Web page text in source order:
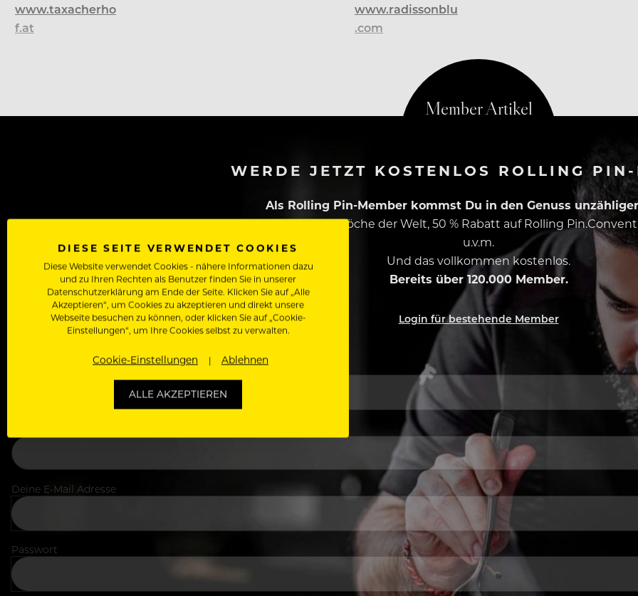
www.taxacherho
f.at
www.radissonblu
.com
WERDE JETZT KOSTENLOS ROLLING PIN-
Als Rolling Pin-Member kommst Du in den Genuss
Zugriff auf alle Artikel, Videos & Masterclasses der besten Köche der Welt, 50 % Rabatt auf Rolling
u.v.m.
Und das vollkommen kostenlos.
Bereits über 120.000 Member.
Login für bestehende Member
Deine E-Mail Adresse
Passwort
DIESE SEITE VERWENDET COOKIES
Diese Website verwendet Cookies - nähere Informationen dazu
und zu Ihren Rechten als Benutzer finden Sie in unserer
Datenschutzerklärung am Ende der Seite. Klicken Sie auf „Alle
Akzeptieren“, um Cookies zu akzeptieren und direkt unsere
Webseite besuchen zu können, oder klicken Sie auf „Cookie-
Einstellungen“, um Ihre Cookies selbst zu verwalten.
Cookie-Einstellungen Ablehnen
ALLE AKZEPTIEREN